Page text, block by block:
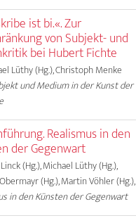
ist bi.«. Zur
von Subjekt- und
bei Hubert Fichte
Lüthy (Hg.), Christoph Menke
und Medium in der Kunst der
Realismus in den
der Gegenwart
(Hg.), Michael Lüthy (Hg.),
(Hg.), Martin Vöhler (Hg.),
in den Künsten der Gegenwart